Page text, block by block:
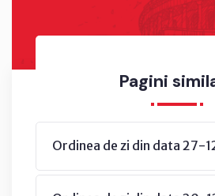
Pagini
Ordinea de zi din data 27-